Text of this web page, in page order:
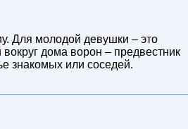
Для молодой девушки – это
дома ворон – предвестник
знакомых или соседей.